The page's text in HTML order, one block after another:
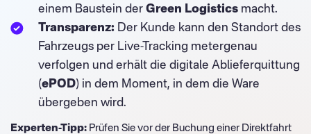
einem Baustein der Green Logistics macht.
Transparenz: Der Kunde kann den Standort des
Fahrzeugs per Live-Tracking metergenau
verfolgen und erhält die digitale Ablieferquittung
(ePOD) in dem Moment, in dem die Ware
übergeben wird.
Experten-Tipp: Prüfen Sie vor der Buchung einer Direktfahrt